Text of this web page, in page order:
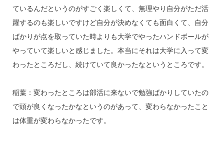
ているんだというのがすごく楽しくて、無理やり自分がただ活
躍するのも楽しいですけど自分が決めなくても面白くて、自分
ばかりが点を取っていた時よりも大学でやったハンドボールが
やっていて楽しいと感じました。本当にそれは大学に入って変
わったところだし、続けていて良かったなというところです。
稲葉：変わったところは部活に来ないで勉強ばかりしていたの
で頭が良くなったかなというのがあって、変わらなかったこと
は体重が変わらなかったです。